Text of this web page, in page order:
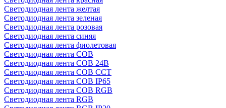
Светодиодная лента желтая
Светодиодная лента зеленая
Светодиодная лента розовая
Светодиодная лента синяя
Светодиодная лента фиолетовая
Светодиодная лента COB
Светодиодная лента COB 24В
Светодиодная лента COB CCT
Светодиодная лента COB IP65
Светодиодная лента COB RGB
Светодиодная лента RGB